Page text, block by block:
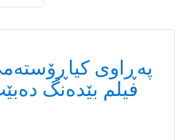
پەڕاوی
فیلم بێدەنگ